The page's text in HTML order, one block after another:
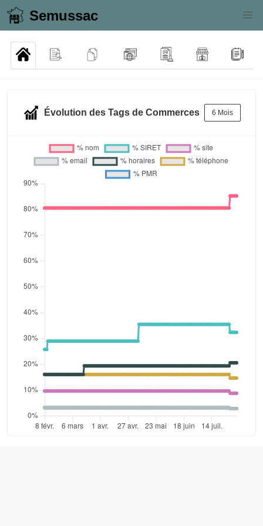
Semussac
Évolution des Tags de Commerces 6 Mois